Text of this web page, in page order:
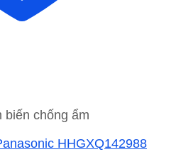
biến chống ẩm
HHGXQ142988